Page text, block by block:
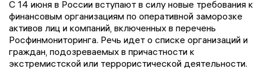
С 14 июня в России вступают в силу новые требования к
финансовым организациям по оперативной заморозке
активов лиц и компаний, включенных в перечень
Росфинмониторинга. Речь идет о списке организаций и
граждан, подозреваемых в причастности к
экстремистской или террористической деятельности.